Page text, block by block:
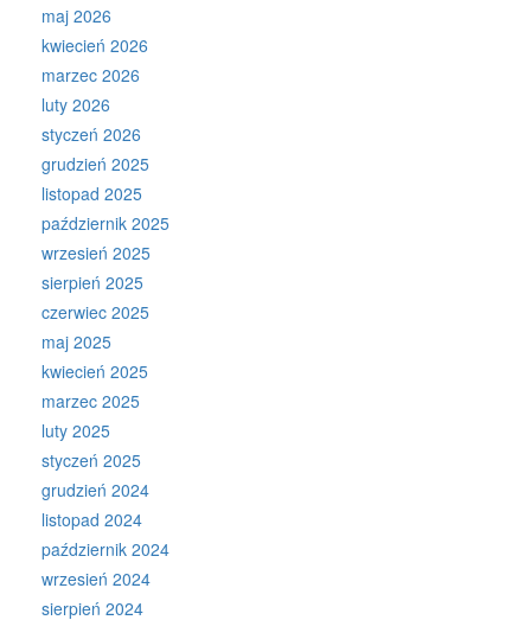
maj 2026
kwiecień 2026
marzec 2026
luty 2026
styczeń 2026
grudzień 2025
listopad 2025
październik 2025
wrzesień 2025
sierpień 2025
czerwiec 2025
maj 2025
kwiecień 2025
marzec 2025
luty 2025
styczeń 2025
grudzień 2024
listopad 2024
październik 2024
wrzesień 2024
sierpień 2024